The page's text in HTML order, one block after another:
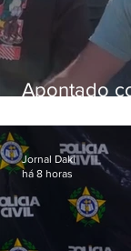
Apontado
Jornal Daki
há 8 horas